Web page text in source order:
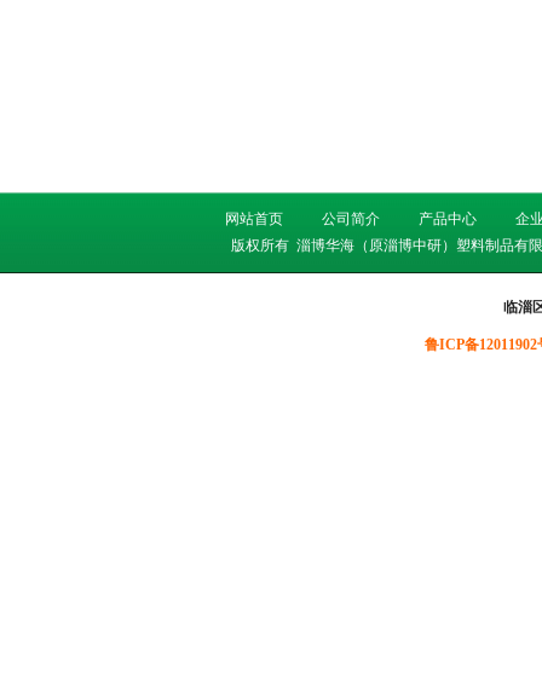
网站首页 公司简介 产品中心
企
版权所有 淄博华海（原淄博中研）塑料制品有
临淄
鲁ICP备